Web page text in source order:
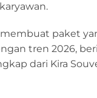
paket
tren 2026,
dari Kira